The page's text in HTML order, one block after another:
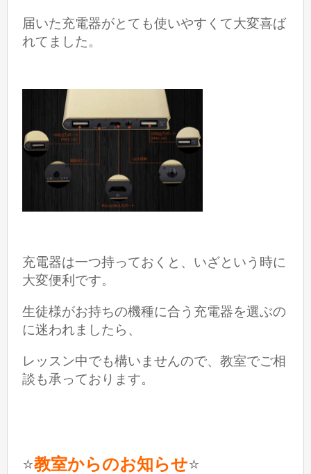
届いた充電器がとても使いやすくて大変喜ば
れてました。
充電器は一つ持っておくと、いざという時に
大変便利です。
生徒様がお持ちの機種に合う充電器を選ぶの
に迷われましたら、
レッスン中でも構いませんので、教室でご相
談も承っております。
⭐️教室からのお知らせ⭐️